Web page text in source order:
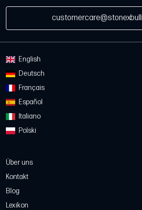
English
Deutsch
Français
Español
Italiano
Polski
Über uns
Kontakt
Blog
Lexikon